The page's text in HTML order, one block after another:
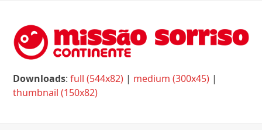
Downloads:full (544x82) | medium (300x45) |
thumbnail (150x82)